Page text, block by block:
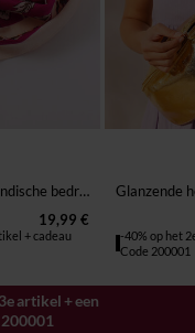
Katoenen sjaal met indische bedrukking
19,99 €
+ cadeau
Glanzende
-40% op het
Code 200001
artikel + een
200001